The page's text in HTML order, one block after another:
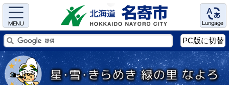
Menu Language
PC版に切替